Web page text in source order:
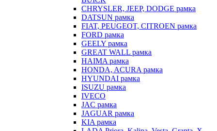
CHRYSLER, JEEP, DODGE рамка
DATSUN рамка
FIAT, PEUGEOT, CITROEN рамка
FORD рамка
GEELY рамка
GREAT WALL рамка
HAIMA рамка
HONDA, ACURA рамка
HYUNDAI рамка
ISUZU рамка
IVECO
JAC рамка
JAGUAR рамка
KIA рамка